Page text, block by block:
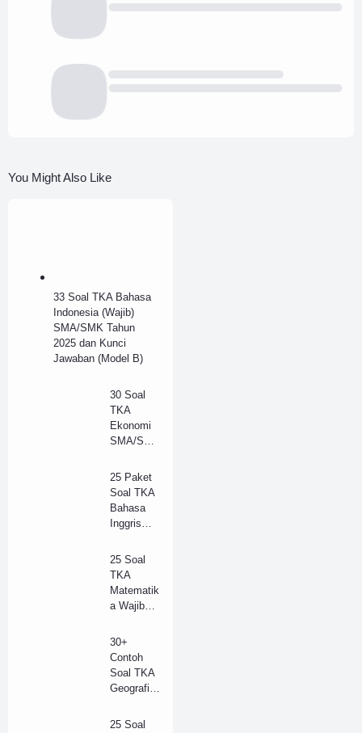
You Might Also Like
33 Soal TKA Bahasa
Indonesia (Wajib)
SMA/SMK Tahun
2025 dan Kunci
Jawaban (Model B)
30 Soal
TKA
Ekonomi
SMA/SM
2025 dan
Kunci
Jawaban
(B)
25 Paket
Soal TKA
Bahasa
Inggris
SMA/SM
K 2025 +
Kunci
Jawaban
(Model B)
25 Soal
TKA
Matematik
a Wajib
Tahun
2025 +
Kunci
Jawaban
Lengkap
30+
Contoh
Soal TKA
Geografi
K Tahun
25 Soal